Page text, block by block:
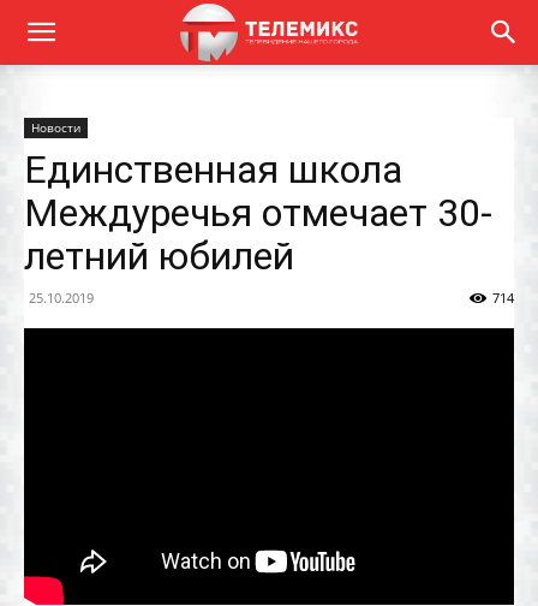
Новости
Единственная школа
Междуречья отмечает 30-
летний юбилей
25.10.2019 714